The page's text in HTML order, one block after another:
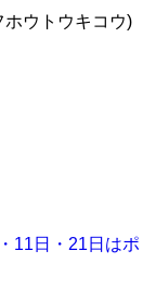
ウトウキコウ)